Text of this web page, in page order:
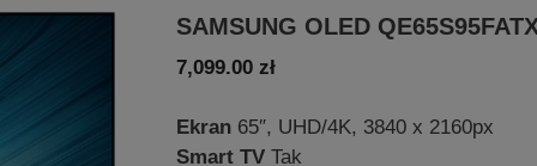
SAMSUNG OLED
7,099.00zł
Ekran 65″, UHD/4K, 3840 x 2160px
Smart TV Tak